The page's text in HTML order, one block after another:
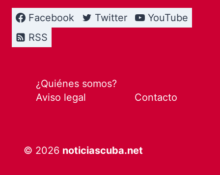
Facebook Twitter
YouTube
RSS
¿Quiénes somos?
Aviso legal
Contacto
© 2026 noticiascuba.net